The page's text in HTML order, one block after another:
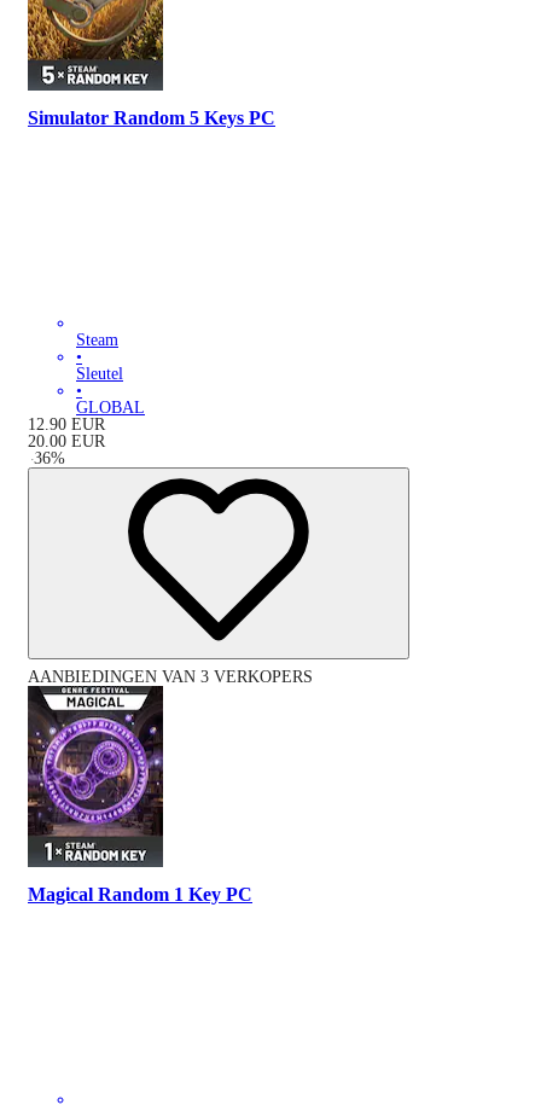
Simulator Random 5 Keys PC
Steam
•
Sleutel
•
GLOBAL
12.90 EUR
20.00 EUR
-36%
AANBIEDINGEN VAN 3 VERKOPERS
Magical Random 1 Key PC